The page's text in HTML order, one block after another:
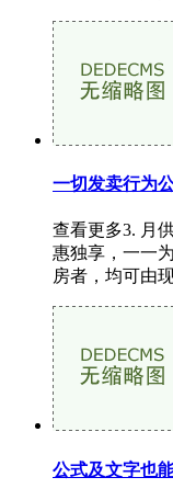
一切发卖行为
查看更多3. 月
惠独享，一一
房者，均可由
公式及文字也